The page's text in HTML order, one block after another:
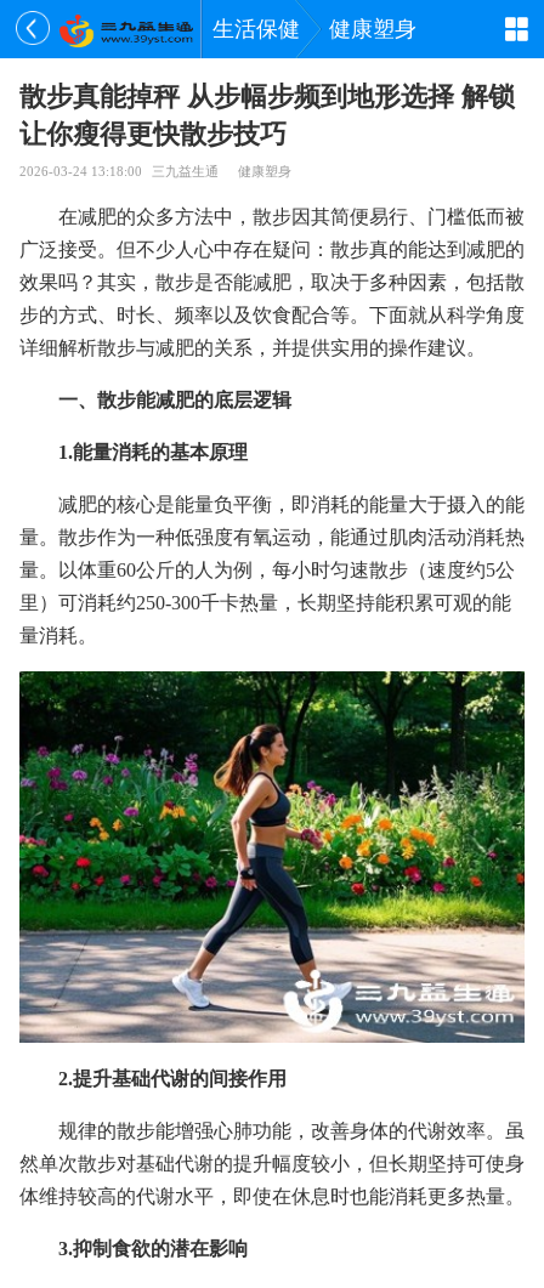
生活保健 健康塑身
散步真能掉秤 从步幅步频到地形选择 解锁
让你瘦得更快散步技巧
2026-03-24 13:18:00 三九益生通 健康塑身
在减肥的众多方法中，散步因其简便易行、门槛低而被
广泛接受。但不少人心中存在疑问：散步真的能达到减肥的
效果吗？其实，散步是否能减肥，取决于多种因素，包括散
步的方式、时长、频率以及饮食配合等。下面就从科学角度
详细解析散步与减肥的关系，并提供实用的操作建议。
一、散步能减肥的底层逻辑
1.能量消耗的基本原理
减肥的核心是能量负平衡，即消耗的能量大于摄入的能
量。散步作为一种低强度有氧运动，能通过肌肉活动消耗热
量。以体重60公斤的人为例，每小时匀速散步（速度约5公
里）可消耗约250-300千卡热量，长期坚持能积累可观的能
量消耗。
2.提升基础代谢的间接作用
规律的散步能增强心肺功能，改善身体的代谢效率。虽
然单次散步对基础代谢的提升幅度较小，但长期坚持可使身
体维持较高的代谢水平，即使在休息时也能消耗更多热量。
3.抑制食欲的潜在影响